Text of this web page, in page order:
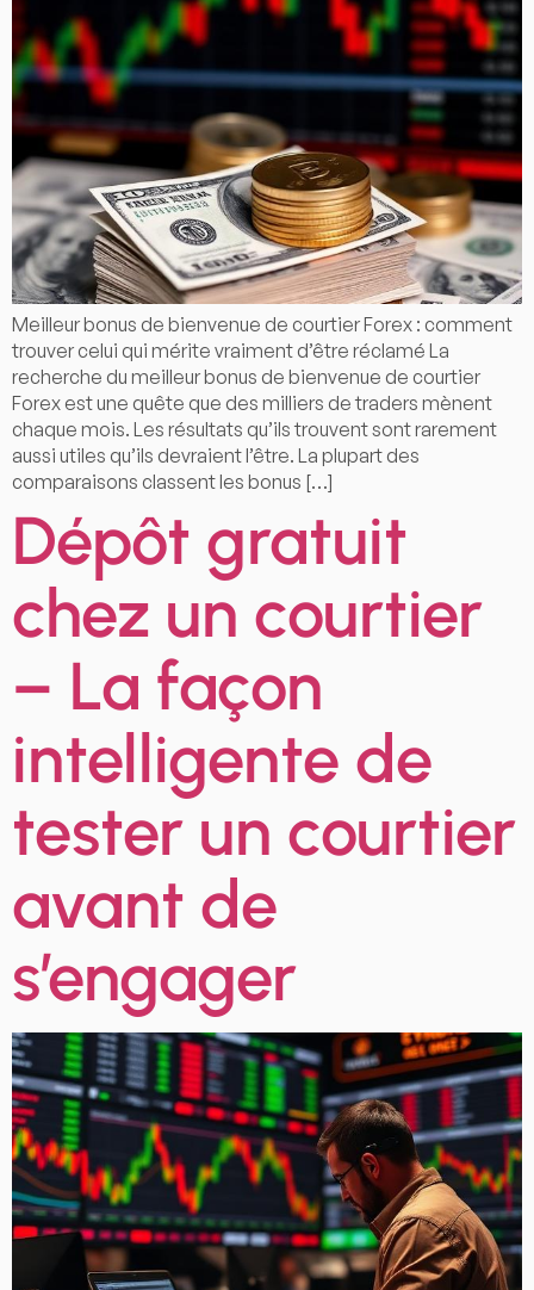
Meilleur bonus de bienvenue de courtier Forex : comment
trouver celui qui mérite vraiment d’être réclamé La
recherche du meilleur bonus de bienvenue de courtier
Forex est une quête que des milliers de traders mènent
chaque mois. Les résultats qu’ils trouvent sont rarement
aussi utiles qu’ils devraient l’être. La plupart des
comparaisons classent les bonus […]
Dépôt gratuit
chez un courtier
– La façon
intelligente de
tester un courtier
avant de
s’engager